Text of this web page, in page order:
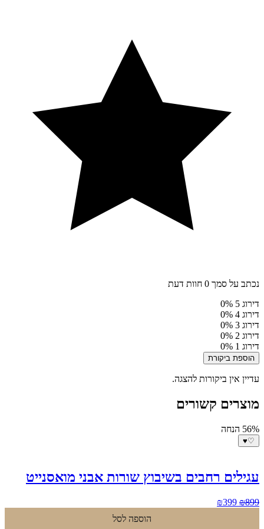
נכתב על סמך 0 חוות דעת
דירוג 5
0%
דירוג 4
0%
דירוג 3
0%
דירוג 2
0%
דירוג 1
0%
הוספת ביקורת
עדיין אין ביקורות להצגה.
מוצרים קשורים
56% הנחה
♡
♥
עגילים רחבים בשיבוץ שורות אבני מואסנייט
₪899
המחיר
₪399
הוספה לסל